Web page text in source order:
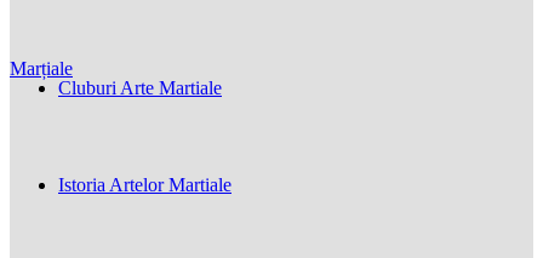
Marțiale
Cluburi Arte Martiale
Istoria Artelor Martiale